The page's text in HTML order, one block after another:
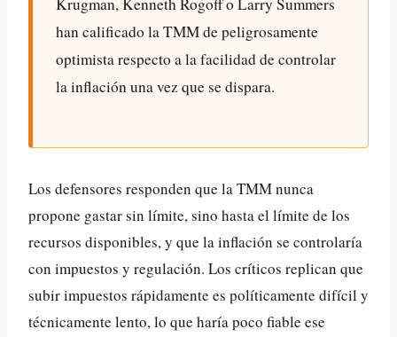
Krugman, Kenneth Rogoff o Larry Summers
han calificado la TMM de peligrosamente
optimista respecto a la facilidad de controlar
la inflación una vez que se dispara.
Los defensores responden que la TMM nunca
propone gastar sin límite, sino hasta el límite de los
recursos disponibles, y que la inflación se controlaría
con impuestos y regulación. Los críticos replican que
subir impuestos rápidamente es políticamente difícil y
técnicamente lento, lo que haría poco fiable ese